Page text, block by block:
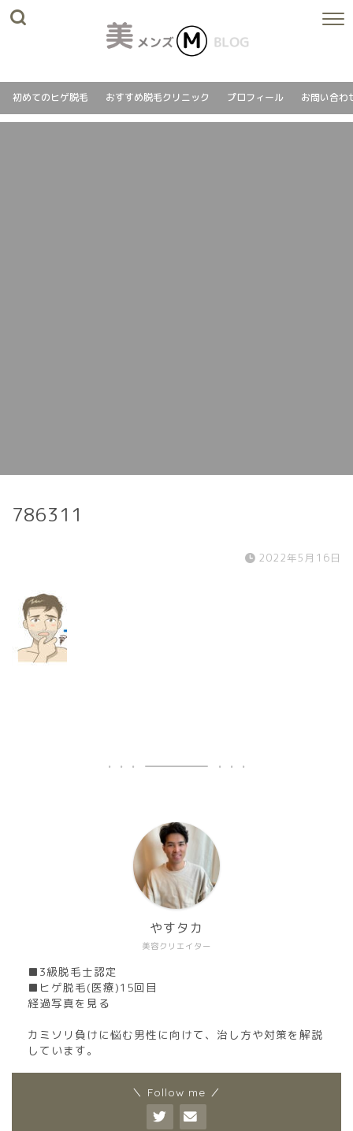
初めてのヒゲ脱毛 おすすめ脱毛クリニック プロフィール お問い合わ
786311
2022年5月16日
美容クリエイター
やすタカ
■3級脱毛士認定
■ヒゲ脱毛(医療)15回目
経過写真を見る
カミソリ負けに悩む男性に向けて、治し方や対策を解説
しています。
＼ Follow me ／